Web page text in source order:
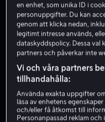
Topplista: Filmer Visa
1
Nytt hos oss
2
Bara
en enhet, som unika ID i
personuppgifter. Du kan
genom att klicka nedan,
legitimt intresse används,
dataskyddspolicy. Dessa val
partners och påverkar inte
Vi och våra partners
tillhandahålla:
Använda exakta uppgifter
läsa av enhetens
och/eller få åtkomst till
Personanpassad reklam och